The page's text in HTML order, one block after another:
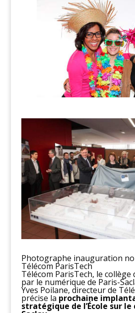
Photographe inauguration
Télécom ParisTech
Télécom ParisTech, le collège
par le numérique de Paris-
Yves Poilane, directeur de
précise la prochaine
stratégique de l’École sur le